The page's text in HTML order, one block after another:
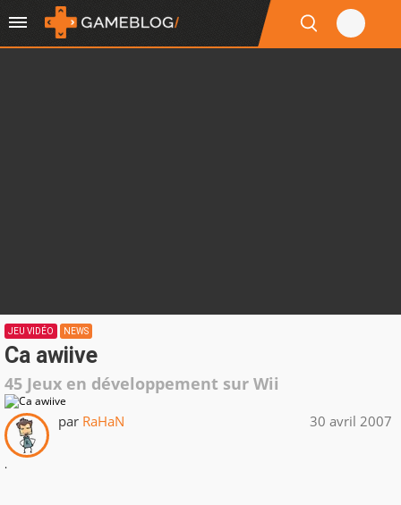
JEU VIDÉO NEWS
Ca awiive
45 Jeux en développement sur Wii
par RaHaN 30 avril 2007
.